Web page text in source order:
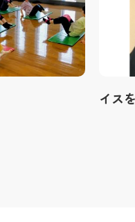
イス